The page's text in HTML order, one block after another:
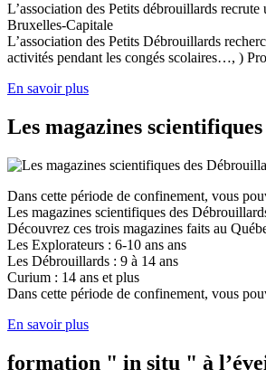
L’association des Petits débrouillards
Bruxelles-Capitale
L’association des Petits Débrouillards
activités pendant les congés scolaires…, )
En savoir plus
Les magazines
Dans cette période de confinement, vous
Les magazines scientifiques des
Découvrez ces trois magazines faits au
Les Explorateurs : 6-10 ans ans
Les Débrouillards : 9 à 14 ans
Curium : 14 ans et plus
Dans cette période de confinement, vous
En savoir plus
formation " in situ " à